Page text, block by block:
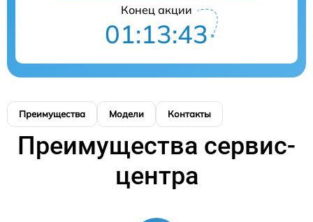
Конец акции
01:13:43
Преимущества Модели Контакты
Преимущества сервис-
центра